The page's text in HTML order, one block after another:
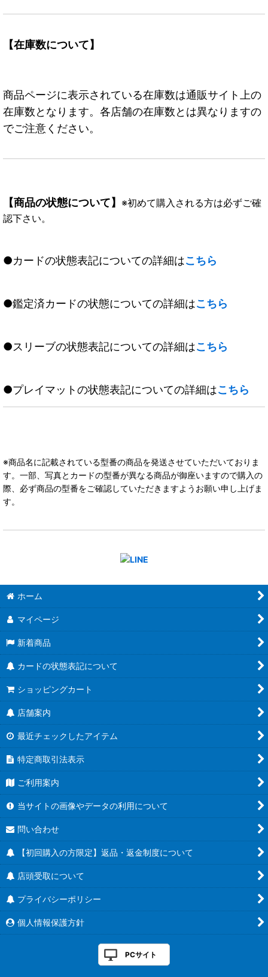
【在庫数について】
商品ページに表示されている在庫数は通販サイト上の
在庫数となります。各店舗の在庫数とは異なりますの
でご注意ください。
【商品の状態について】 ※初めて購入される方は必ずご確
認下さい。
●カードの状態表記についての詳細はこちら
●鑑定済カードの状態についての詳細はこちら
●スリーブの状態表記についての詳細はこちら
●プレイマットの状態表記についての詳細はこちら
※商品名に記載されている型番の商品を発送させていただいておりま
す。一部、写真とカードの型番が異なる商品が御座いますので購入の
際、必ず商品の型番をご確認していただきますようお願い申し上げま
す。
ホーム
マイページ
新着商品
カードの状態表記について
ショッピングカート
店舗案内
最近チェックしたアイテム
特定商取引法表示
ご利用案内
当サイトの画像やデータの利用について
問い合わせ
【初回購入の方限定】返品・返金制度について
店頭受取について
プライバシーポリシー
個人情報保護方針
PCサイト